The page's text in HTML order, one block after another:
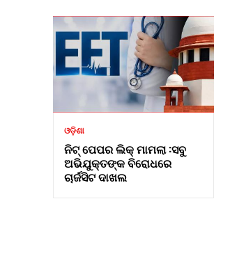
ଓଡ଼ିଶା
ନିଟ୍ ପେପର ଲିକ୍ ମାମଲା :ସବୁ
ଅଭିଯୁକ୍ତଙ୍କ ବିରୋଧରେ
ଚାର୍ଜସିଟ ଦାଖଲ